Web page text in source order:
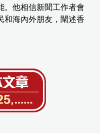
。他相信新聞工作者會
和海內外朋友，闡述香